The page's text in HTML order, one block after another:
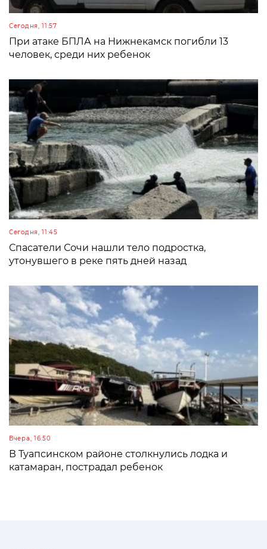
Сегодня, 11:57
При атаке БПЛА на Нижнекамск погибли 13
человек, среди них ребенок
Сегодня, 11:45
Спасатели Сочи нашли тело подростка,
утонувшего в реке пять дней назад
Вчера, 16:50
В Туапсинском районе столкнулись лодка и
катамаран, пострадал ребенок